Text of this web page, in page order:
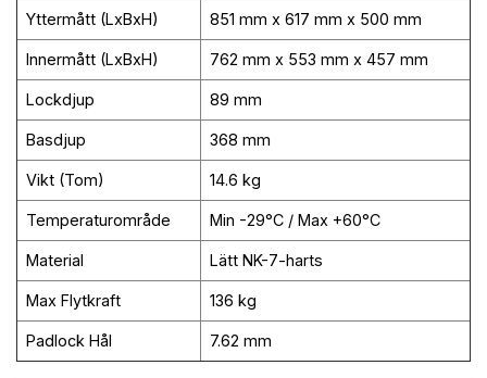
Yttermått (LxBxH) 851 mm x 617 mm x 500 mm
Innermått (LxBxH) 762 mm x 553 mm x 457 mm
Lockdjup 89 mm
Basdjup 368 mm
Vikt (Tom) 14.6 kg
Temperaturområde Min -29°C / Max +60°C
Material Lätt NK-7-harts
Max Flytkraft 136 kg
Padlock Hål 7.62 mm